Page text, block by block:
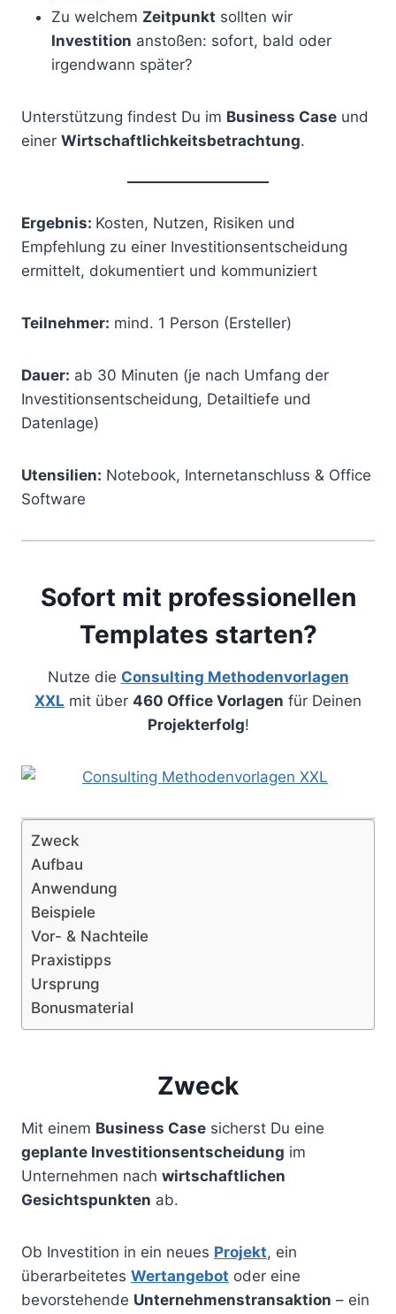
Zu welchem Zeitpunkt sollten wir
Investition anstoßen: sofort, bald oder
irgendwann später?
Unterstützung findest Du im Business Case und
einer Wirtschaftlichkeitsbetrachtung.
Ergebnis: Kosten, Nutzen, Risiken und
Empfehlung zu einer Investitionsentscheidung
ermittelt, dokumentiert und kommuniziert
Teilnehmer: mind. 1 Person (Ersteller)
Dauer: ab 30 Minuten (je nach Umfang der
Investitionsentscheidung, Detailtiefe und
Datenlage)
Utensilien: Notebook, Internetanschluss & Office
Software
Sofort mit professionellen
Templates starten?
Nutze die Consulting Methodenvorlagen
XXL mit über 460 Office Vorlagen für Deinen
Projekterfolg!
Zweck
Aufbau
Anwendung
Beispiele
Vor- & Nachteile
Praxistipps
Ursprung
Bonusmaterial
Zweck
Mit einem Business Case sicherst Du eine
geplante Investitionsentscheidung im
Unternehmen nach wirtschaftlichen
Gesichtspunkten ab.
Ob Investition in ein neues Projekt, ein
überarbeitetes Wertangebot oder eine
bevorstehende Unternehmenstransaktion – ein